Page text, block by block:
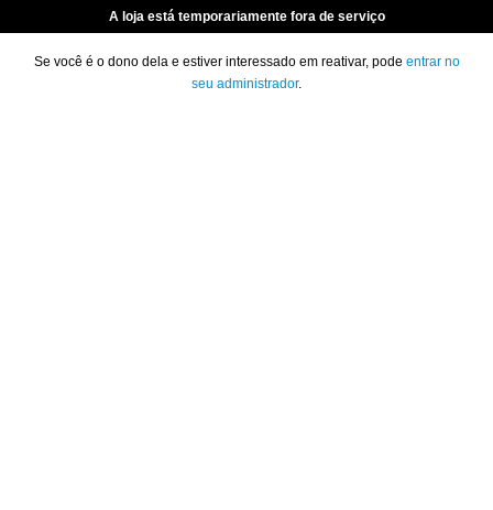
A loja está temporariamente fora de serviço
Se você é o dono dela e estiver interessado em reativar, pode entrar no
seu administrador.